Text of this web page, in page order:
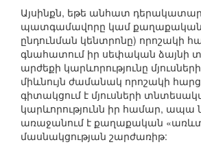
Այսինքն, եթե անհատ
պատգամավորը կամ քաղաքական
ընդունման կենտրոնը) որոշակի
գնահատում իր սեփական ձայնի
արժեքի կարևորությունը
միևնույն ժամանակ որոշակի
գիտակցում է մյուսների
կարևորությունն իր համար, ապա
առաջանում է քաղաքական
մասնակցության շարժառիթ: